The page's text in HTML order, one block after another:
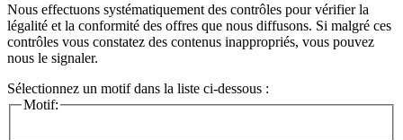
Nous effectuons systématiquement des contrôles pour vérifier la
légalité et la conformité des offres que nous diffusons. Si malgré ces
contrôles vous constatez des contenus inappropriés, vous pouvez
nous le signaler.
Sélectionnez un motif dans la liste ci-dessous :
Motif: